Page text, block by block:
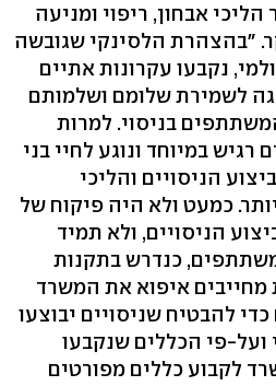
אבחון, ריפוי ומניעה
"בהצהרת הלסינקי שגובשה
נקבעו עקרונות אתיים
לשמירת שלומם ושלמותם
בניסוי. למרות
רגיש במיוחד ונוגע לחיי בני
הניסויים והליכי
כמעט ולא היה פיקוח של
הניסויים, ולא תמיד
כנדרש בתקנות
מחייבים איפוא את המשרד
להבטיח שניסויים יבוצעו
פי הכללים שנקבעו
לקבוע כללים מפורטים